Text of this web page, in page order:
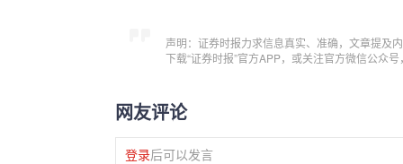
声明：证券时报力求信息真实、准确，文章提及
下载“证券时报”官方APP，或关注官方微信公众
网友评论
登录后可以发言